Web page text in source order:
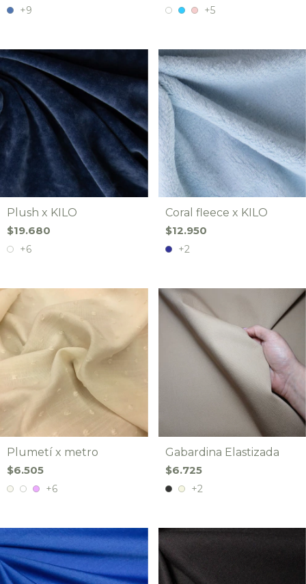
+9 +5
Plush x KILO
$19.680
+6
Coral fleece x KILO
$12.950
+2
Plumetí x metro
$6.505
+6
Gabardina Elastizada
$6.725
+2